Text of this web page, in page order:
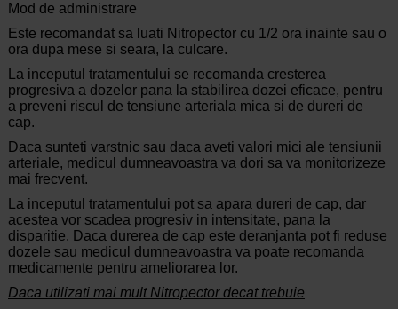
Mod de administrare
Este recomandat sa luati Nitropector cu 1/2 ora inainte sau o
ora dupa mese si seara, la culcare.
La inceputul tratamentului se recomanda cresterea
progresiva a dozelor pana la stabilirea dozei eficace, pentru
a preveni riscul de tensiune arteriala mica si de dureri de
cap.
Daca sunteti varstnic sau daca aveti valori mici ale tensiunii
arteriale, medicul dumneavoastra va dori sa va monitorizeze
mai frecvent.
La inceputul tratamentului pot sa apara dureri de cap, dar
acestea vor scadea progresiv in intensitate, pana la
disparitie. Daca durerea de cap este deranjanta pot fi reduse
dozele sau medicul dumneavoastra va poate recomanda
medicamente pentru ameliorarea lor.
Daca utilizati mai mult Nitropector decat trebuie